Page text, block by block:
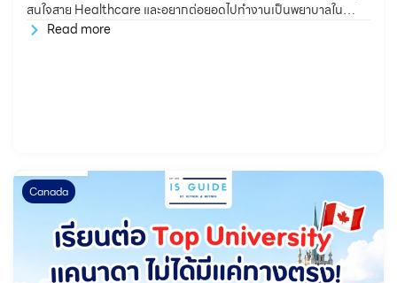
สนใจสาย Healthcare และอยากต่อยอดไปทำงานเป็นพยาบาลใน
แคนาดา หลายคนอาจสงสัยว่า ต้องเริ่มจากตรงไหน?
Read more
Canada